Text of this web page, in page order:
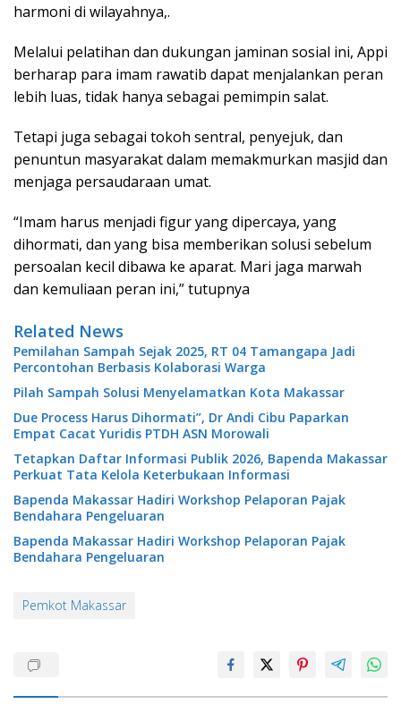
harmoni di wilayahnya,.
Melalui pelatihan dan dukungan jaminan sosial ini, Appi
berharap para imam rawatib dapat menjalankan peran
lebih luas, tidak hanya sebagai pemimpin salat.
Tetapi juga sebagai tokoh sentral, penyejuk, dan
penuntun masyarakat dalam memakmurkan masjid dan
menjaga persaudaraan umat.
“Imam harus menjadi figur yang dipercaya, yang
dihormati, dan yang bisa memberikan solusi sebelum
persoalan kecil dibawa ke aparat. Mari jaga marwah
dan kemuliaan peran ini,” tutupnya
Related News
Pemilahan Sampah Sejak 2025, RT 04 Tamangapa Jadi
Percontohan Berbasis Kolaborasi Warga
Pilah Sampah Solusi Menyelamatkan Kota Makassar
Due Process Harus Dihormati”, Dr Andi Cibu Paparkan
Empat Cacat Yuridis PTDH ASN Morowali
Tetapkan Daftar Informasi Publik 2026, Bapenda Makassar
Perkuat Tata Kelola Keterbukaan Informasi
Bapenda Makassar Hadiri Workshop Pelaporan Pajak
Bendahara Pengeluaran
Bapenda Makassar Hadiri Workshop Pelaporan Pajak
Bendahara Pengeluaran
Pemkot Makassar